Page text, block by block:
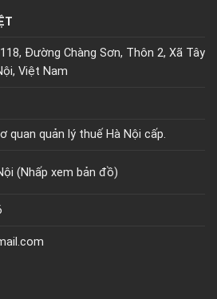
Đường Chàng Sơn, Thôn 2, Xã Tây
Việt Nam
quan quản lý thuế Hà Nội cấp.
(Nhấp xem bản đồ)